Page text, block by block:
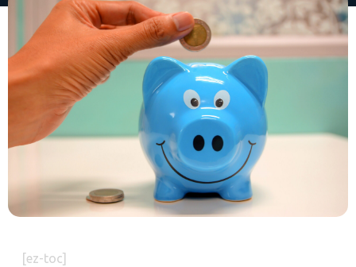
[ez-toc]